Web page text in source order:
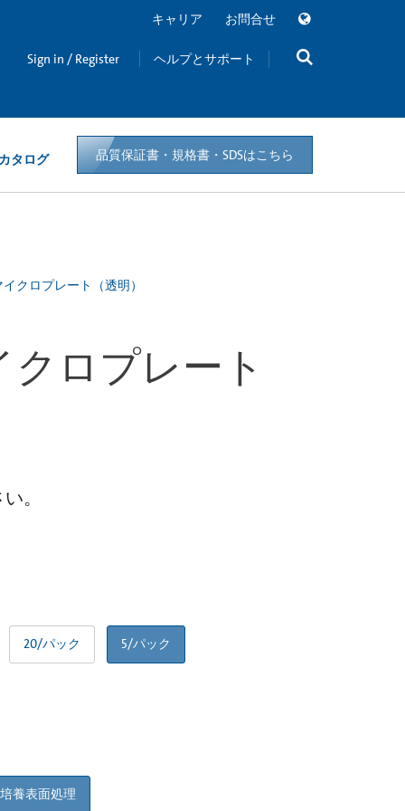
キャリア お問合せ
Sign in / Register ヘルプとサポート
カタログ 品質保証書・規格書・SDSはこちら
クロプレート（透明）
ロプレート
。
20/パック 5/パック
養表面処理